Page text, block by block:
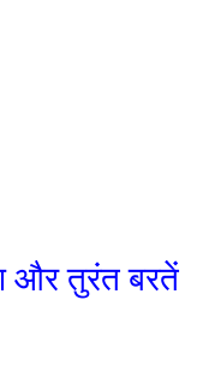
और तुरंत बरतें